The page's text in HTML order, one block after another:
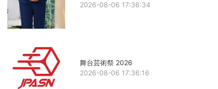
2026-08-06 17:36:34
舞台芸術祭 2026
2026-08-06 17:36:16